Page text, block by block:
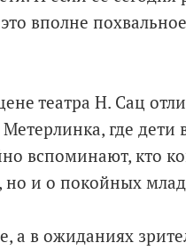
вполне
театра Н. Сац
где дети
вспоминают, кто
но и о покойных
а в ожиданиях